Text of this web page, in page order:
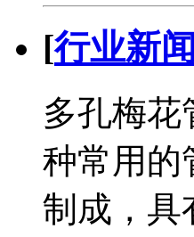
[行业新闻
多孔梅花
种常用的
制成，具